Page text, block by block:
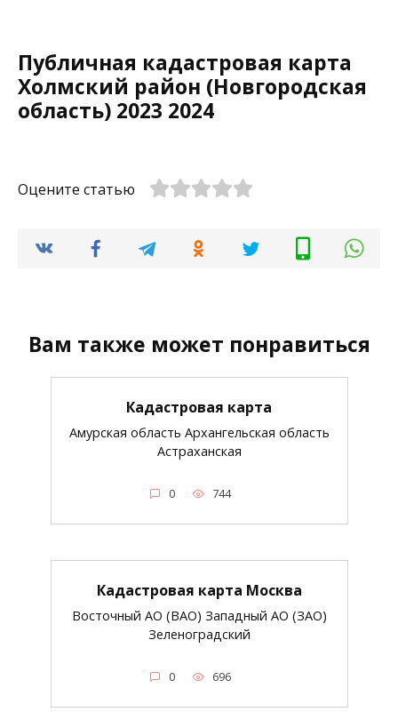
Публичная кадастровая карта
Холмский район (Новгородская
область) 2023 2024
Оцените статью
Вам также может понравиться
Кадастровая карта
Амурская область Архангельская область
Астраханская
0 744
Кадастровая карта Москва
Восточный АО (ВАО) Западный АО (ЗАО)
Зеленоградский
0 696